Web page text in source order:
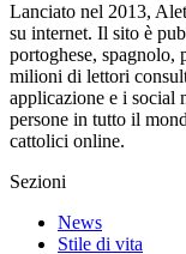
Lanciato nel 2013,
su internet. Il sito è
portoghese, spagnolo,
milioni di lettori
applicazione e i social
persone in tutto il
cattolici online.
Sezioni
News
Stile di vita